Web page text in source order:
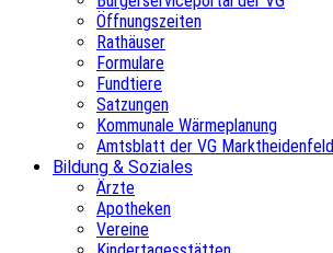
Öffnungszeiten
Rathäuser
Formulare
Fundtiere
Satzungen
Kommunale Wärmeplanung
Amtsblatt der VG Marktheidenfeld
Bildung & Soziales
Ärzte
Apotheken
Vereine